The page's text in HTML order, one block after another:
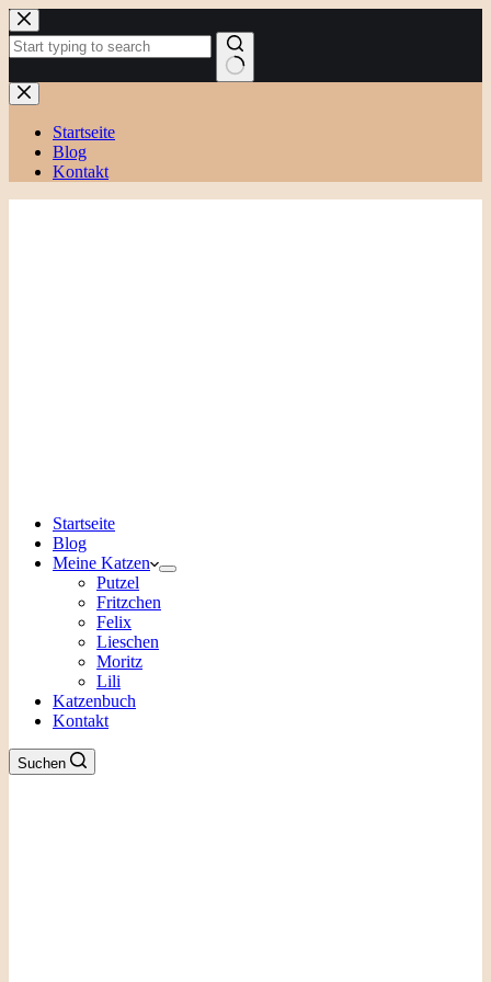
Zum
Inhalt
springen
Keine
Ergebnisse
Startseite
Blog
Kontakt
Startseite
Blog
Meine Katzen
Putzel
Fritzchen
Felix
Lieschen
Moritz
Lili
Katzenbuch
Kontakt
Suchen